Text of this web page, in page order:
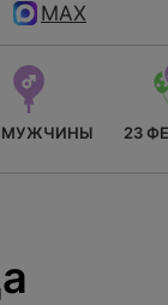
MAX
МУЖЧИНЫ 23